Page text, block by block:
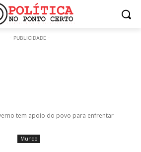
- PUBLICIDADE -
tem apoio do povo para enfrentar
Mundo